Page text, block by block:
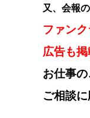
又、会報の
ファン
広告も
お仕事
ご相談に